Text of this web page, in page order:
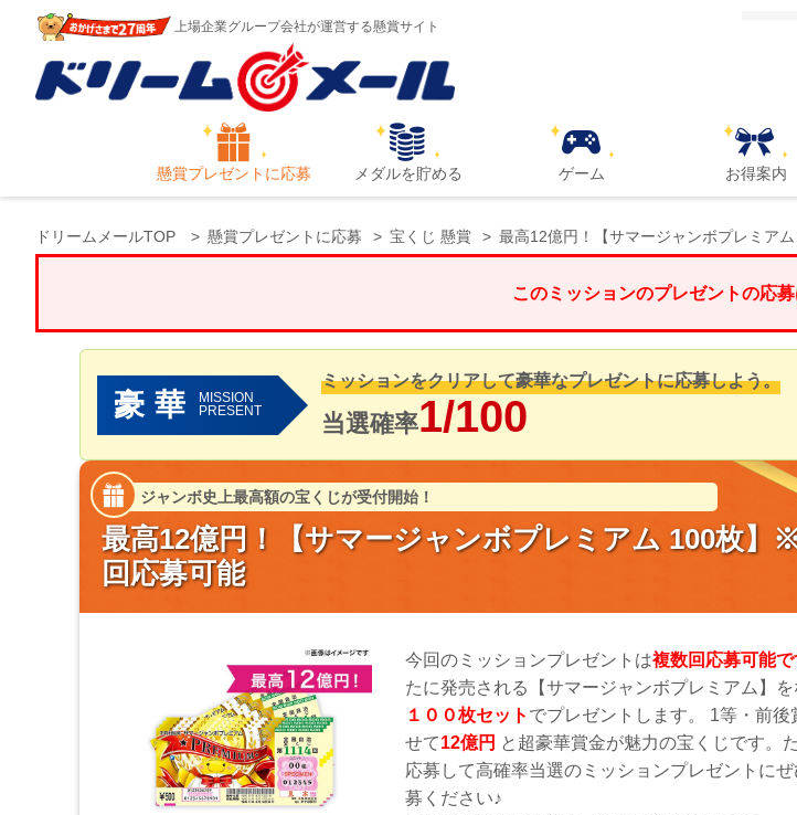
上場企業グループ会社が運営する懸賞サイト
懸賞プレゼントに応募 メダルを貯める ゲーム お得案内
ドリームメールTOP 懸賞プレゼントに応募 宝くじ 懸賞 最高12億円！【サマージャンボプレミア
このミッションのプレゼントの応募
豪華
MISSION
PRESENT
ミッションをクリアして豪華なプレゼントに応募しよう。
当選確率1/100
ジャンボ史上最高額の宝くじが受付開始！
最高12億円！【サマージャンボプレミアム 100枚】
回応募可能
今回のミッションプレゼントは複数回応募可能で
たに発売される【サマージャンボプレミアム】を
１００枚セット でプレゼントします。 1等・前後
せて12億円 と超豪華賞金が魅力の宝くじです。
応募して高確率当選のミッションプレゼントに
募ください♪